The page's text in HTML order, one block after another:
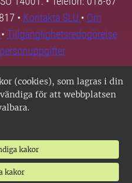
(cookies), som lagras i din
för att webbplatsen
kakor
kakor
• Kontakta SLU • Om
• Tillgänglighetsredogörelse